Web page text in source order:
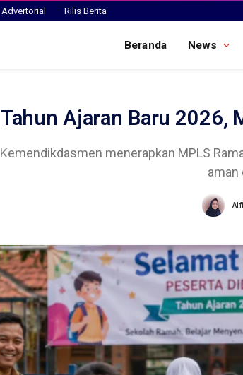
Advertorial Rilis Berita
Beranda News
Tahun Ajaran Baru 2026,
Kemendikdasmen menerapkan MPLS
aman